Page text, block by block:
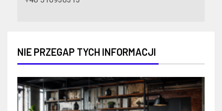
NIE PRZEGAP TYCH INFORMACJI